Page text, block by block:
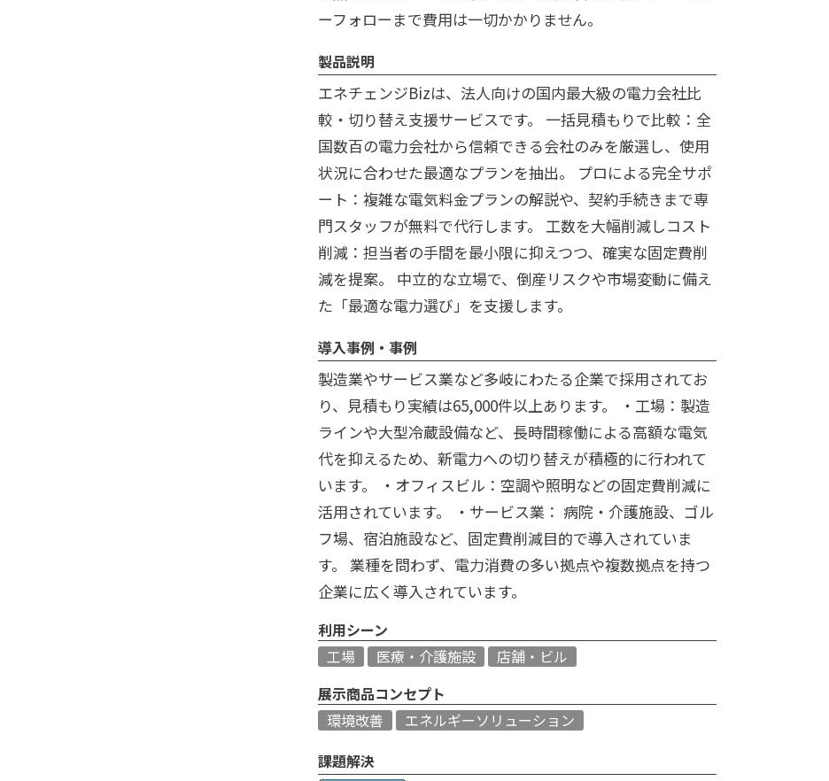
ーフォローまで費用は一切かかりません。
製品説明
エネチェンジBizは、法人向けの国内最大級の電力会社比
較・切り替え支援サービスです。 一括見積もりで比較：全
国数百の電力会社から信頼できる会社のみを厳選し、使用
状況に合わせた最適なプランを抽出。 プロによる完全サポ
ート：複雑な電気料金プランの解説や、契約手続きまで専
門スタッフが無料で代行します。 工数を大幅削減しコスト
削減：担当者の手間を最小限に抑えつつ、確実な固定費削
減を提案。 中立的な立場で、倒産リスクや市場変動に備え
た「最適な電力選び」を支援します。
導入事例・事例
製造業やサービス業など多岐にわたる企業で採用されてお
り、見積もり実績は65,000件以上あります。 ・工場：製造
ラインや大型冷蔵設備など、長時間稼働による高額な電気
代を抑えるため、新電力への切り替えが積極的に行われて
います。 ・オフィスビル：空調や照明などの固定費削減に
活用されています。 ・サービス業： 病院・介護施設、ゴル
フ場、宿泊施設など、固定費削減目的で導入されていま
す。 業種を問わず、電力消費の多い拠点や複数拠点を持つ
企業に広く導入されています。
利用シーン
工場
医療・介護施設
店舗・ビル
展示商品コンセプト
環境改善
エネルギーソリューション
課題解決